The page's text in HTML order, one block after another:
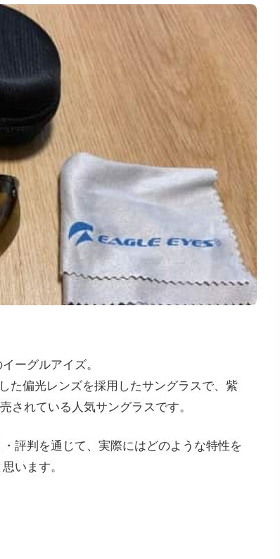
ーグルアイズ。
た偏光レンズを採用したサングラスで、紫
されている人気サングラスです。
評判を通じて、実際にはどのような特性を
います。